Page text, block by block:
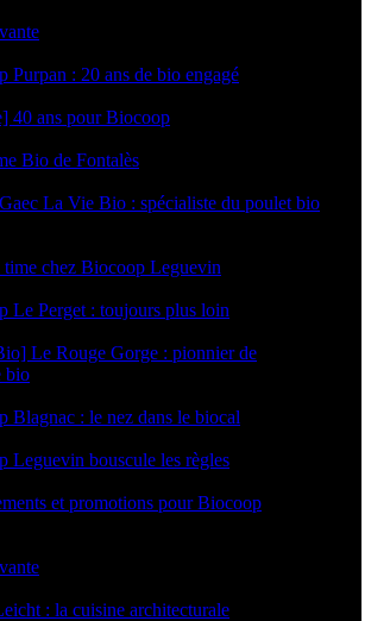
Purpan : 20 ans de bio engagé
40 ans pour Biocoop
Bio de Fontalès
La Vie Bio : spécialiste du poulet bio
chez Biocoop Leguevin
Le Perget : toujours plus loin
Le Rouge Gorge : pionnier de
bio
Blagnac : le nez dans le biocal
Leguevin bouscule les règles
et promotions pour Biocoop
: la cuisine architecturale